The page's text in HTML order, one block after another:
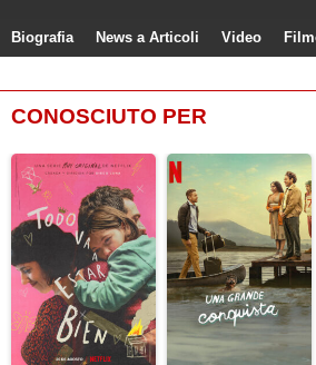
Biografia News a Articoli Video
CONOSCIUTO PER